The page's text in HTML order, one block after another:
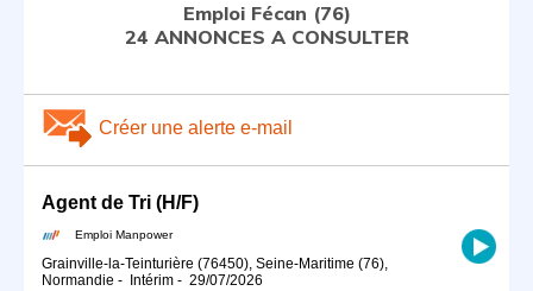
Emploi Fécan (76)
24 ANNONCES A CONSULTER
Créer une alerte e-mail
Agent de Tri (H/F)
Emploi Manpower
Grainville-la-Teinturière (76450), Seine-Maritime (76),
Normandie - Intérim - 29/07/2026